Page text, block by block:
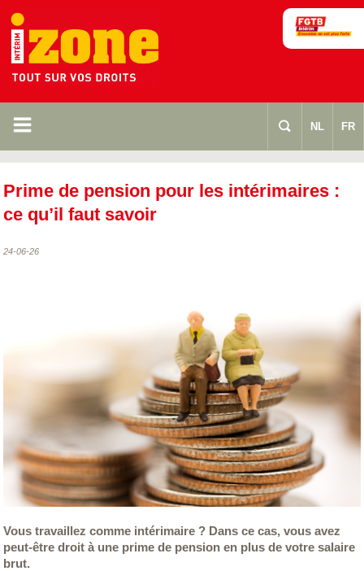
m s NL FR
Prime de pension pour les intérimaires :
ce qu’il faut savoir
24-06-26
Vous travaillez comme intérimaire ? Dans ce cas, vous avez
peut-être droit à une prime de pension en plus de votre salaire
brut.